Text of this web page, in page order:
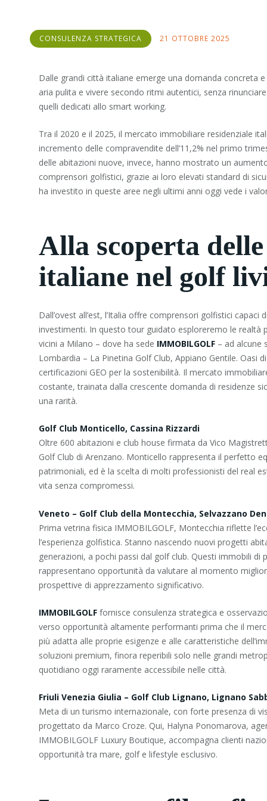
CONSULENZA STRATEGICA 21 OTTOBRE 2025
Dalle grandi città italiane emerge una domanda concreta
aria pulita e vivere secondo ritmi autentici, senza
quelli dedicati allo smart working.
Tra il 2020 e il 2025, il mercato immobiliare residenziale
incremento delle compravendite dell’11,2% nel primo
delle abitazioni nuove, invece, hanno mostrato un
comprensori golfistici, grazie ai loro elevati standard di
ha investito in queste aree negli ultimi anni oggi vede i
Alla scoperta delle
italiane nel golf
Dall’ovest all’est, l’Italia offre comprensori golfistici
investimenti. In questo tour guidato esploreremo le realtà
vicini a Milano – dove ha sede IMMOBILGOLF – ad alcune
Lombardia – La Pinetina Golf Club, Appiano Gentile.
certificazioni GEO per la sostenibilità. Il mercato
costante, trainata dalla crescente domanda di residenze
una rarità.
Golf Club Monticello, Cassina Rizzardi
Oltre 600 abitazioni e club house firmata da Vico
Golf Club di Arenzano. Monticello rappresenta il perfetto
patrimoniali, ed è la scelta di molti professionisti del real
vita senza compromessi.
Veneto – Golf Club della Montecchia, Selvazzano
Prima vetrina fisica IMMOBILGOLF, Montecchia riflette
l’esperienza golfistica. Stanno nascendo nuovi progetti
generazioni, a pochi passi dal golf club. Questi immobili
rappresentano opportunità da valutare al momento
prospettive di apprezzamento significativo.
IMMOBILGOLF fornisce consulenza strategica e
verso opportunità altamente performanti prima che il
più adatta alle proprie esigenze e alle caratteristiche
soluzioni premium, finora reperibili solo nelle grandi
quotidiano oggi raramente accessibile nelle città.
Friuli Venezia Giulia – Golf Club Lignano, Lignano
Meta di un turismo internazionale, con forte presenza di
progettato da Marco Croze. Qui, Halyna Ponomarova,
IMMOBILGOLF Luxury Boutique, accompagna clienti
opportunità tra mare, golf e lifestyle esclusivo.